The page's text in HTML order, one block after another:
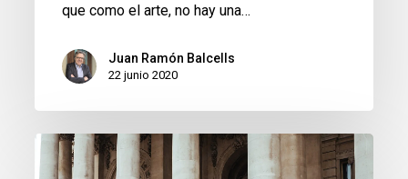
que como el arte, no hay una…
Juan Ramón Balcells
22 junio 2020
Películas